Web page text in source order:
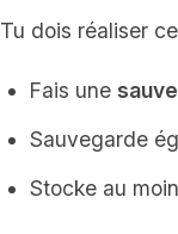
Tu dois réaliser
Fais une
Sauvegarde
Stocke au